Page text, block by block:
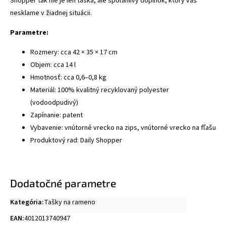
nesklame v žiadnej situácii.
Parametre:
Rozmery: cca 42 × 35 × 17 cm
Objem: cca 14 l
Hmotnosť: cca 0,6–0,8 kg
Materiál: 100% kvalitný recyklovaný polyester
(vodoodpudivý)
Zapínanie: patent
Vybavenie: vnútorné vrecko na zips, vnútorné vrecko na fľašu
Produktový rad: Daily Shopper
Dodatočné parametre
Kategória:Tašky na rameno
EAN:4012013740947